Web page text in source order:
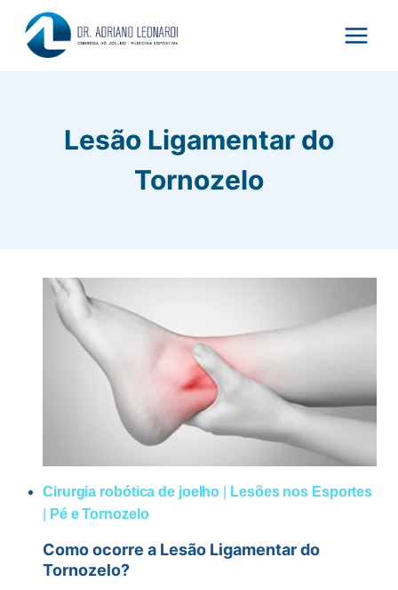
para
Lesão Ligamentar do
Tornozelo
Cirurgia robótica de joelho
Lesões nos Esportes
Pé e Tornozelo
Como ocorre a Lesão Ligamentar do
Tornozelo?